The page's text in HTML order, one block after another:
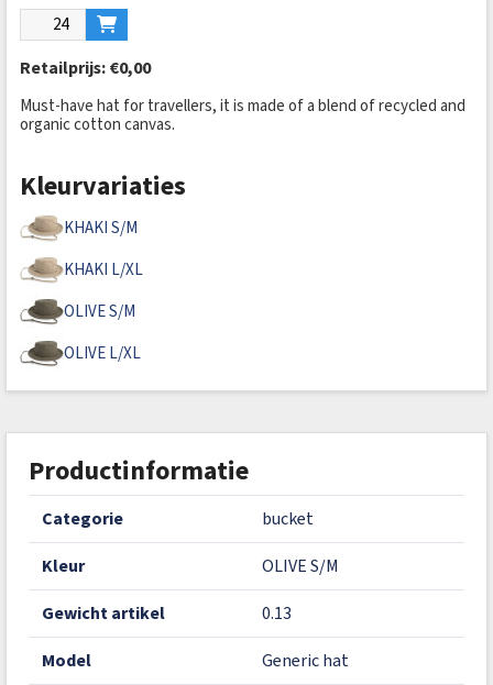
Retailprijs:€0,00
Must-have hat for travellers, it is made of a blend of recycled and
organic cotton canvas.
Kleurvariaties
KHAKI S/M
KHAKI L/XL
OLIVE S/M
OLIVE L/XL
Productinformatie
categorie bucket
kleur OLIVE S/M
gewicht artikel 0.13
model Generic hat